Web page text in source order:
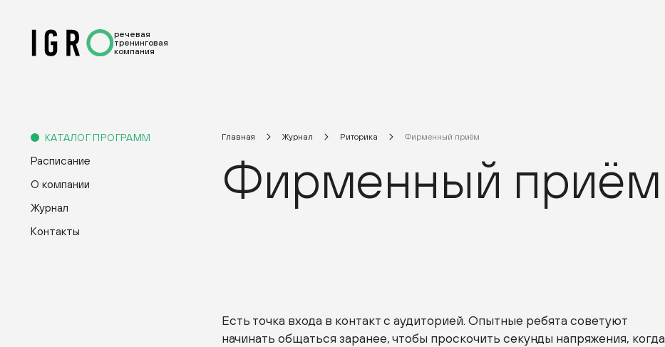
речевая
тренинговая
компания
КАТАЛОГ ПРОГРАММ
Расписание
О компании
Журнал
Контакты
Главная Журнал Риторика Фирменный приём
Фирменный приём
Есть точка входа в контакт с аудиторией. Опытные ребята советуют
начинать общаться заранее, чтобы проскочить секунды напряжения, когда